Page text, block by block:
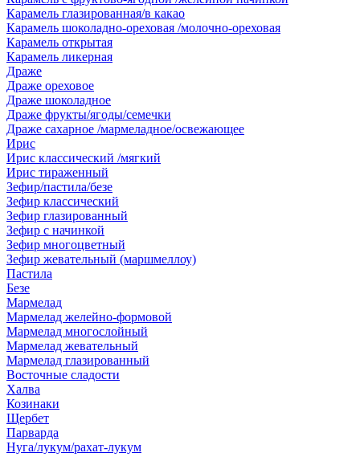
Карамель глазированная/в какао
Карамель шоколадно-ореховая /молочно-ореховая
Карамель открытая
Карамель ликерная
Драже
Драже ореховое
Драже шоколадное
Драже фрукты/ягоды/семечки
Драже сахарное /мармеладное/освежающее
Ирис
Ирис классический /мягкий
Ирис тираженный
Зефир/пастила/безе
Зефир классический
Зефир глазированный
Зефир с начинкой
Зефир многоцветный
Зефир жевательный (маршмеллоу)
Пастила
Безе
Мармелад
Мармелад желейно-формовой
Мармелад многослойный
Мармелад жевательный
Мармелад глазированный
Восточные сладости
Халва
Козинаки
Щербет
Парварда
Нуга/лукум/рахат-лукум